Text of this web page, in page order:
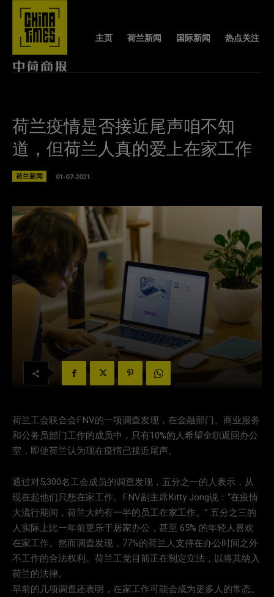
主页 荷兰新闻 国际新闻 热点关注
荷兰疫情是否接近尾声咱不知
道，但荷兰人真的爱上在家工作
荷兰新闻 01-07-2021
荷兰工会联合会FNV的一项调查发现，在金融部门、商业服务
和公务员部门工作的成员中，只有10%的人希望全职返回办公
室，即使荷兰认为现在疫情已接近尾声。
通过对5,300名工会成员的调查发现，五分之一的人表示，从
现在起他们只想在家工作。FNV副主席Kitty Jong说：“在疫情
大流行期间，荷兰大约有一半的员工在家工作。” 五分之三的
人实际上比一年前更乐于居家办公，甚至 65% 的年轻人喜欢
在家工作。然而调查发现，77%的荷兰人支持在办公时间之外
不工作的合法权利。荷兰工党目前正在制定立法，以将其纳入
荷兰的法律。
早前的几项调查还表明，在家工作可能会成为更多人的常态。